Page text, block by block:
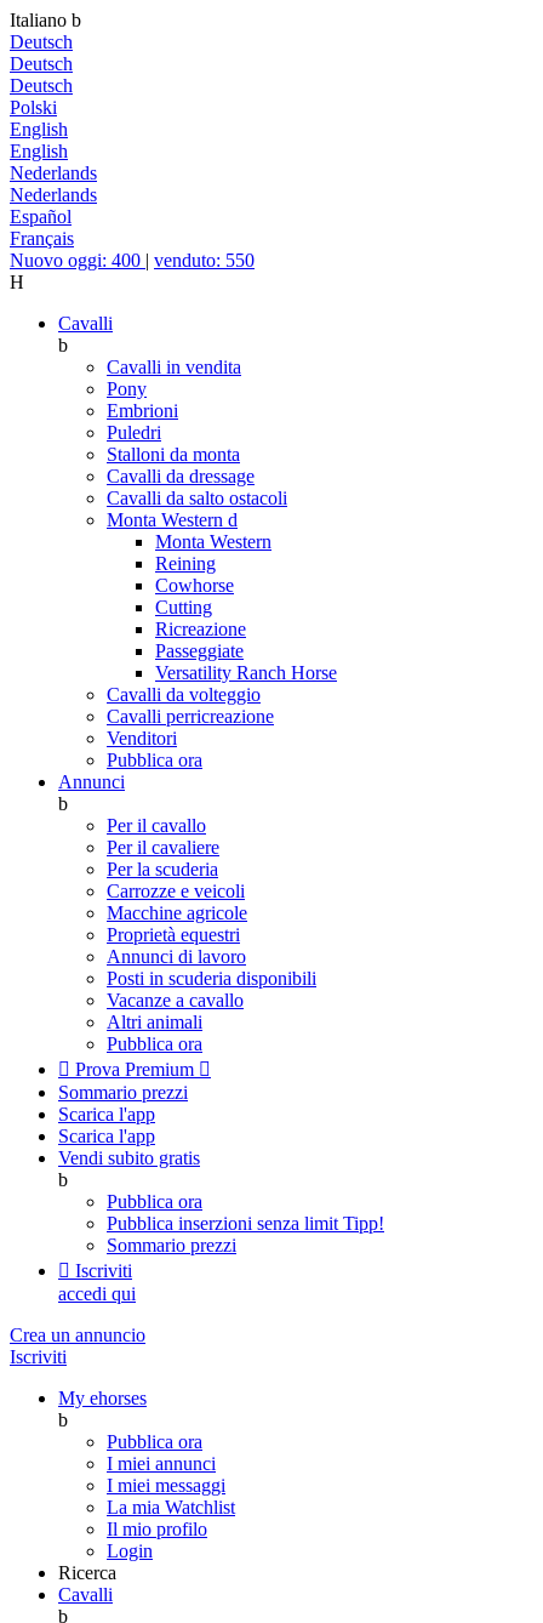
Italiano b
Deutsch
Deutsch
Deutsch
Polski
English
English
Nederlands
Nederlands
Español
Français
Nuovo oggi: 400 | venduto: 550
H
Cavalli
b
Cavalli in vendita
Pony
Embrioni
Puledri
Stalloni da monta
Cavalli da dressage
Cavalli da salto ostacoli
Monta Western d
Monta Western
Reining
Cowhorse
Cutting
Ricreazione
Passeggiate
Versatility Ranch Horse
Cavalli da volteggio
Cavalli perricreazione
Venditori
Pubblica ora
Annunci
b
Per il cavallo
Per il cavaliere
Per la scuderia
Carrozze e veicoli
Macchine agricole
Proprietà equestri
Annunci di lavoro
Posti in scuderia disponibili
Vacanze a cavallo
Altri animali
Pubblica ora
 Prova Premium 
Sommario prezzi
Scarica l'app
Scarica l'app
Vendi subito gratis
b
Pubblica ora
Pubblica inserzioni senza limit Tipp!
Sommario prezzi
 Iscriviti
accedi qui
Crea un annuncio
Iscriviti
My ehorses
b
Pubblica ora
I miei annunci
I miei messaggi
La mia Watchlist
Il mio profilo
Login
Ricerca
Cavalli
b